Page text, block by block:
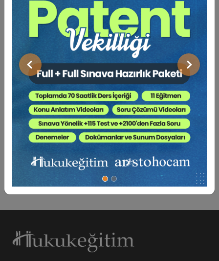
Önceki Sonraki
İnternet'e bağlanan kişilerin sayısı artmaktadır. Pek çok
alanda yararlanılan İnternet'ten ticarette de
yararlanılmaktadır. İnternet'te herhangi bir çalışma saati
veya işyeri ile sınırı olmaksızın gerçekleşen ticaret,
işletmelerin giderek daha fazla ilgisini çekmektedir.
Elektronik ticaretin yükselişi ve teknolojideki ilerlemeler
yeni ödeme sistemlerinin kullanımını başlatmıştır. Bu
makalede elektronik ödeme yöntemleri genel olarak
değerlendirdikten sonra elektronik paranın bir çeşidi
olan sanal paranın en bilinen örneklerini oluşturan
Bitcoin ve Linden Doları incelenmektedir. Çalışmada
elektronik paranın avantaj ve dezavantajları ve konu ile
gözönünde tutularak değerlendirilmiştir.